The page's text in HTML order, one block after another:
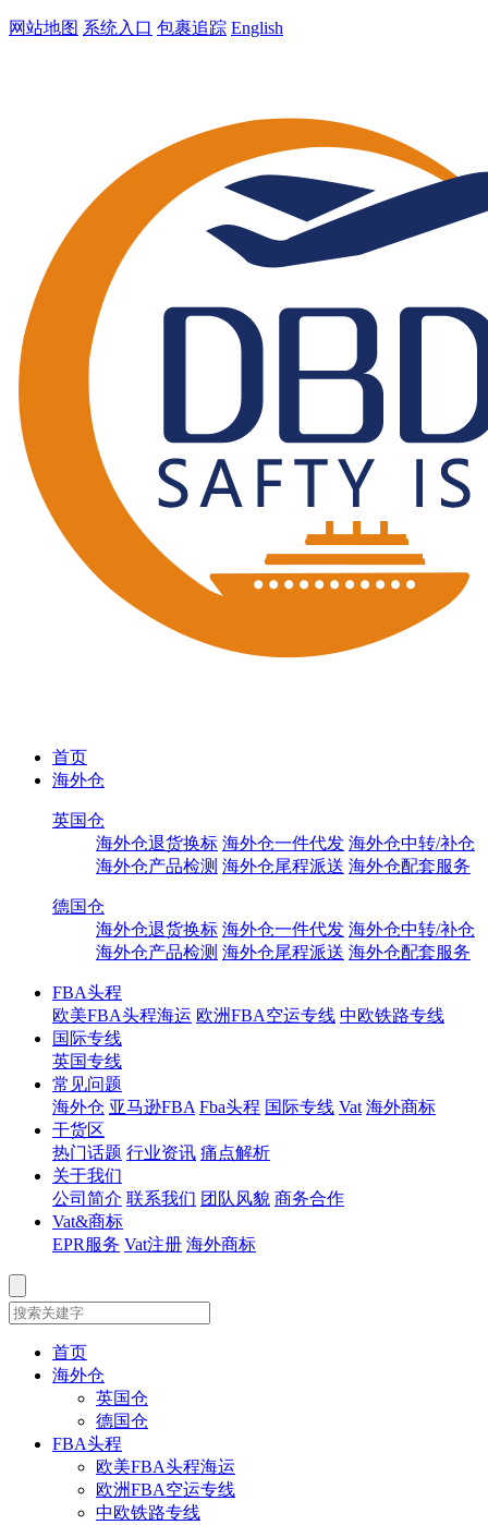
网站地图 系统入口 包裹追踪 English
首页
海外仓
英国仓
海外仓退货换标 海外仓一件代发 海外仓中转/补仓
海外仓产品检测 海外仓尾程派送 海外仓配套服务
德国仓
海外仓退货换标 海外仓一件代发 海外仓中转/补仓
海外仓产品检测 海外仓尾程派送 海外仓配套服务
FBA头程
欧美FBA头程海运 欧洲FBA空运专线 中欧铁路专线
国际专线
英国专线
常见问题
海外仓 亚马逊FBA Fba头程 国际专线 Vat 海外商标
干货区
热门话题 行业资讯 痛点解析
关于我们
公司简介 联系我们 团队风貌 商务合作
Vat&商标
EPR服务 Vat注册 海外商标
首页
海外仓
英国仓
德国仓
FBA头程
欧美FBA头程海运
欧洲FBA空运专线
中欧铁路专线